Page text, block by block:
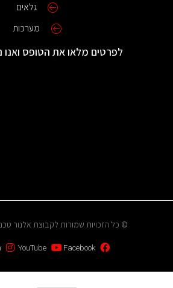
גלאים
מערכות
לפרטים מלאו את הטופס ואנו
© כל הזכויות שמורות לקבוצת אלנור
Facebook
YouTube